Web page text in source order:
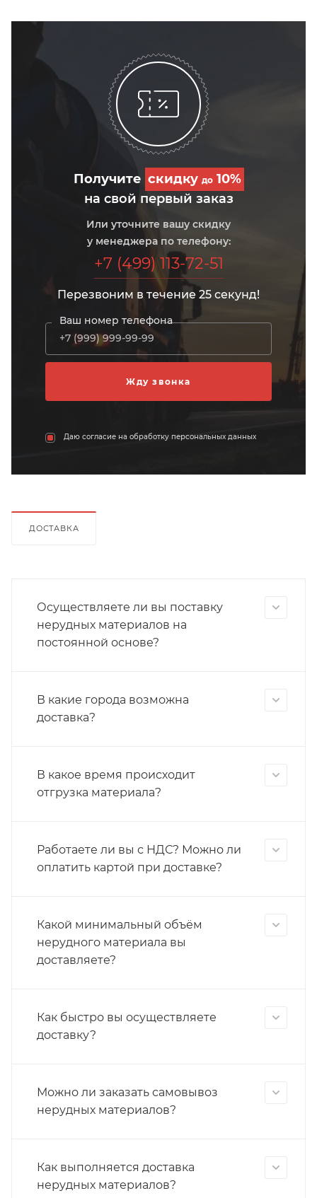
Получите скидку до10%
на свой первый заказ
Или уточните вашу скидку
у менеджера по телефону:
+7 (499) 113-72-51
Перезвоним в течение 25 секунд!
Ваш номер телефона
Даю согласие на обработку персональных данных
ДОСТАВКА
Осуществляете ли вы поставку
нерудных материалов на
постоянной основе?
В какие города возможна
доставка?
В какое время происходит
отгрузка материала?
Работаете ли вы с НДС? Можно ли
оплатить картой при доставке?
Какой минимальный объём
нерудного материала вы
доставляете?
Как быстро вы осуществляете
доставку?
Можно ли заказать самовывоз
нерудных материалов?
Как выполняется доставка
нерудных материалов?